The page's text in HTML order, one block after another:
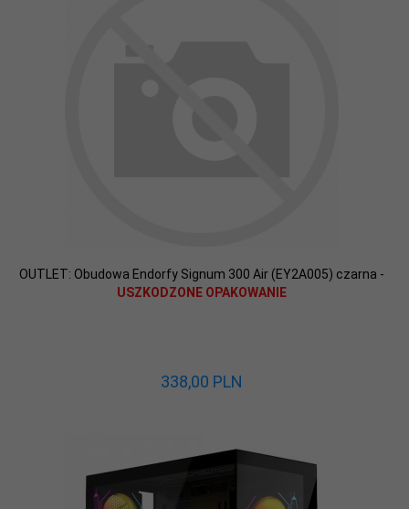
OUTLET: Obudowa Endorfy Signum 300 Air (EY2A005) czarna -
USZKODZONE OPAKOWANIE
338,00 PLN